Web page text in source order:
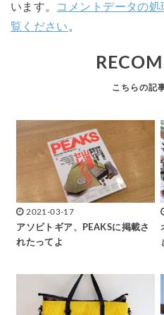
います。 コメントデータの
覧ください。
2021-03-17
アソビトギア、PEAKSに掲載さ
れたってよ